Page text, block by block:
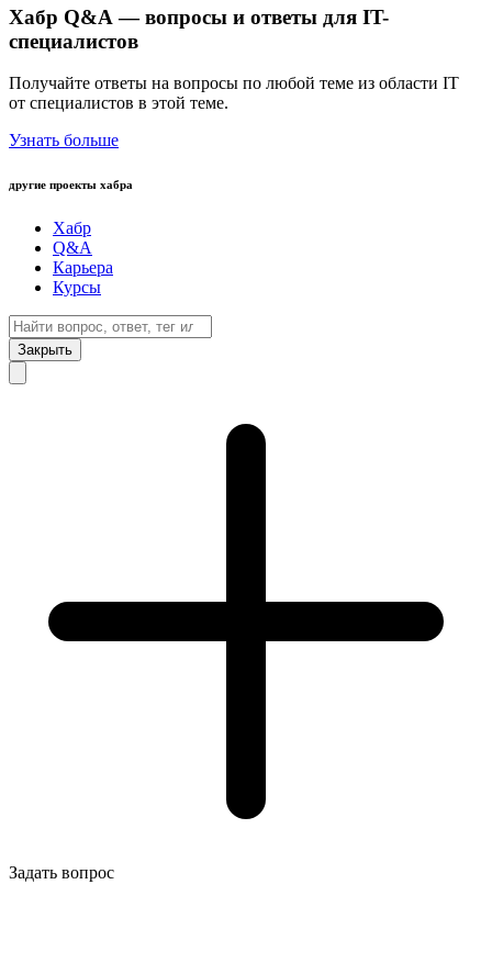
Хабр Q&A — вопросы и ответы для IT-
специалистов
Получайте ответы на вопросы по любой теме из области IT
от специалистов в этой теме.
Узнать больше
другие проекты хабра
Хабр
Q&A
Карьера
Курсы
Закрыть
Задать вопрос